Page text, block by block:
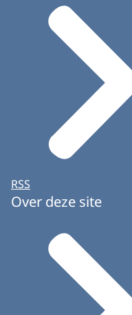
RSS
Over deze site